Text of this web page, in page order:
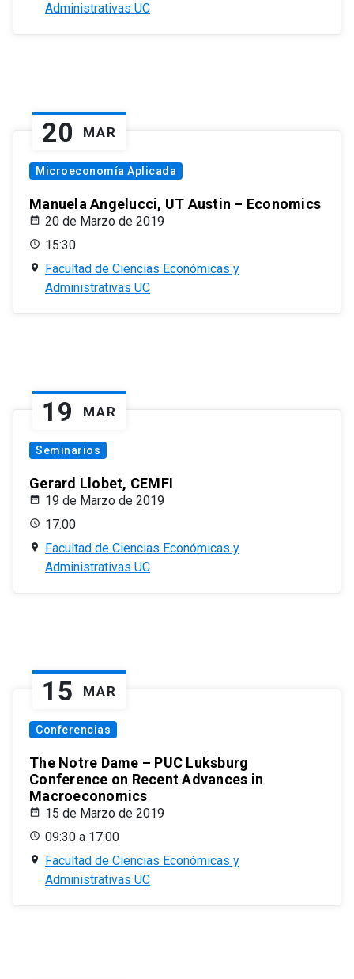
Administrativas UC
20 MAR
Microeconomía Aplicada
Manuela Angelucci, UT Austin – Economics
20 de Marzo de 2019
15:30
Facultad de Ciencias Económicas y
Administrativas UC
19 MAR
Seminarios
Gerard Llobet, CEMFI
19 de Marzo de 2019
17:00
Facultad de Ciencias Económicas y
Administrativas UC
15 MAR
Conferencias
The Notre Dame – PUC Luksburg
Conference on Recent Advances in
Macroeconomics
15 de Marzo de 2019
09:30 a 17:00
Facultad de Ciencias Económicas y
Administrativas UC